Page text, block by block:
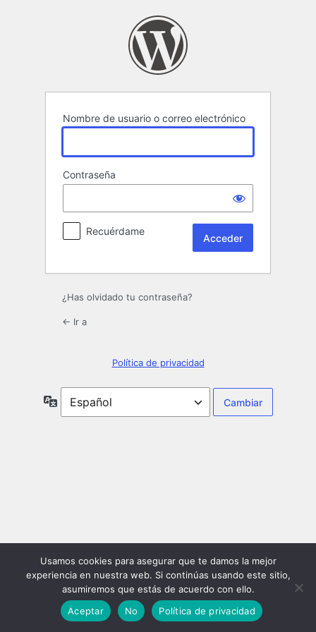
Nombre de usuario o correo electrónico
Contraseña
Recuérdame
¿Has olvidado tu contraseña?
← Ir a
Política de privacidad
Idioma
Usamos cookies para asegurar que te damos la mejor
experiencia en nuestra web. Si continúas usando este sitio,
asumiremos que estás de acuerdo con ello.
Aceptar
No Política de privacidad